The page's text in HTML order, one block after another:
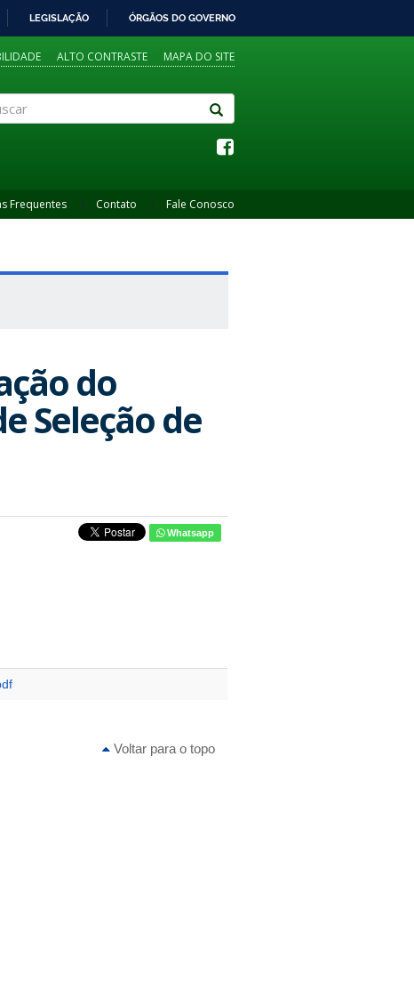
LEGISLAÇÃO ÓRGÃOS DO GOVERNO
ALTO CONTRASTE MAPA DO SITE
Frequentes Contato Fale Conosco
do
Seleção de
Whatsapp
Voltar para o topo